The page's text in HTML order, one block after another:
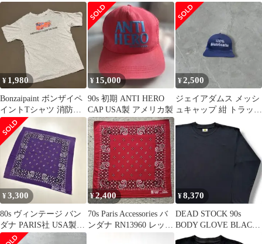
USA製
ャツ M デッドストック
BELA クルーザー
¥ 1,980
Bonzaipaint ボンザイペ
イントTシャツ 消防車
東京消防庁 消防士古着
¥ 15,000
90s 初期 ANTI HERO
CAP USA製 アメリカ製
¥2,500
ジェイアダムス メッシ
ュキャップ 紺 トラッカ
ーハット スケーター
¥3,300
80s ヴィンテージ バン
ダナ PARIS社 USA製
RN13960 パープル
¥2,400
70s Paris Accessories バ
ンダナ RN13960 レッド
¥8,370
DEAD STOCK 90s
BODY GLOVE BLACK
ロンT 黒 ①